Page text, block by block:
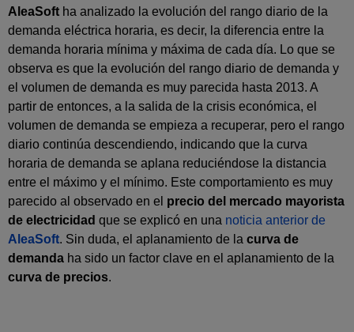
AleaSoft ha analizado la evolución del rango diario de la
demanda eléctrica horaria, es decir, la diferencia entre la
demanda horaria mínima y máxima de cada día. Lo que se
observa es que la evolución del rango diario de demanda y
el volumen de demanda es muy parecida hasta 2013. A
partir de entonces, a la salida de la crisis económica, el
volumen de demanda se empieza a recuperar, pero el rango
diario continúa descendiendo, indicando que la curva
horaria de demanda se aplana reduciéndose la distancia
entre el máximo y el mínimo. Este comportamiento es muy
parecido al observado en el precio del mercado mayorista
de electricidad que se explicó en una noticia anterior de
AleaSoft. Sin duda, el aplanamiento de la curva de
demanda ha sido un factor clave en el aplanamiento de la
curva de precios.